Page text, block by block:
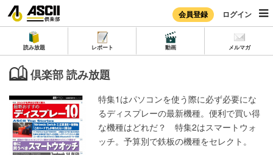
会員登録 ログイン
読み放題 レポート 動画 メルマガ
倶楽部 読み放題
特集1はパソコンを使う際に必ず必要にな
るディスプレーの最新機種。便利で買い得
な機種はどれだ？ 特集2はスマートウォ
ッチ。予算別で鉄板の機種をセレクト。